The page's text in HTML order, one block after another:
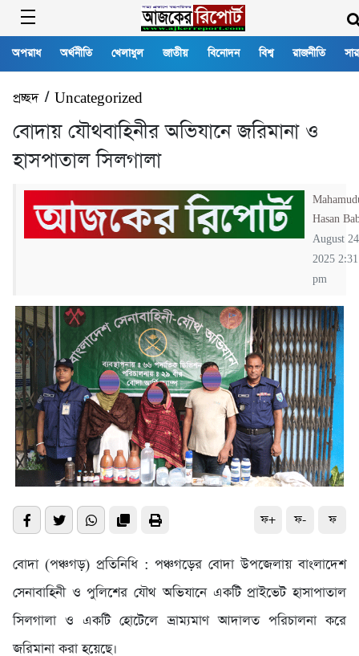
অপরাধ অর্থনীতি খেলাধুল জাতীয় বিনোদন বিশ্ব রাজনীতি
প্রচ্ছদ/ Uncategorized
বোদায় যৌথবাহিনীর অভিযানে জরিমানা ও
হাসপাতাল সিলগালা
Hasan
August
2025 2:31
pm
ফ+ ফ- ফ
বোদা (পঞ্চগড়) প্রতিনিধি : পঞ্চগড়ের বোদা উপজেলায় বাংলাদেশ
সেনাবাহিনী ও পুলিশের যৌথ অভিযানে একটি প্রাইভেট হাসাপাতাল
সিলগালা ও একটি হোটেলে ভ্রাম্যমাণ আদালত পরিচালনা করে
জরিমানা করা হয়েছে।